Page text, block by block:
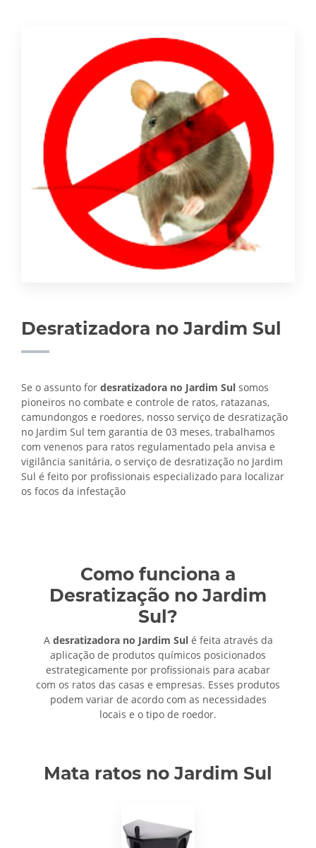
Desratizadora no Jardim Sul
Se o assunto for desratizadora no Jardim Sul somos
pioneiros no combate e controle de ratos, ratazanas,
camundongos e roedores, nosso serviço de desratização
no Jardim Sul tem garantia de 03 meses, trabalhamos
com venenos para ratos regulamentado pela anvisa e
vigilância sanitária, o serviço de desratização no Jardim
Sul é feito por profissionais especializado para localizar
os focos da infestação
Como funciona a
Desratização no Jardim
Sul?
A desratizadora no Jardim Sulé feita através da
aplicação de produtos químicos posicionados
estrategicamente por profissionais para acabar
com os ratos das casas e empresas. Esses produtos
podem variar de acordo com as necessidades
locais e o tipo de roedor.
Mata ratos no Jardim Sul